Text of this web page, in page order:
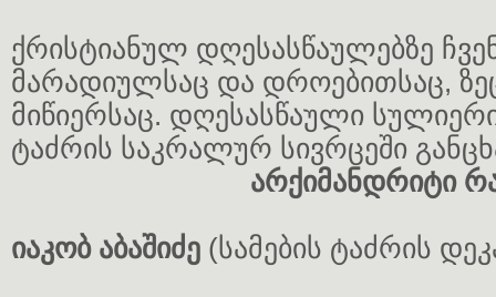
ქრისტიანულ დღესასწაულებზე
მარადიულსაც და დროებითსაც,
მიწიერსაც. დღესასწაული
ტაძრის საკრალურ სივრცეში
არქიმანდრიტი
იაკობ აბაშიძე (სამების ტაძრის